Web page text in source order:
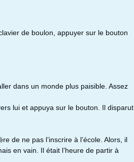
de boulon, appuyer sur le bouton
dans un monde plus paisible. Assez
lui et appuya sur le bouton. Il disparut
de ne pas l’inscrire à l’école. Alors, il
en vain. Il était l’heure de partir à